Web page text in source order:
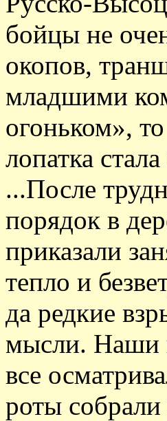
бойцы не
окопов,
младшими
огоньком»,
лопатка
...После
порядок в
приказали
тепло и
да редкие
мысли. Наши
все
роты